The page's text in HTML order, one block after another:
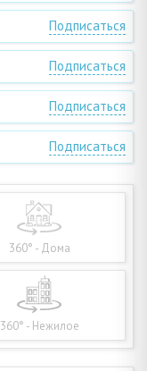
Подписаться
Подписаться
Подписаться
Подписаться
360° - Дома
360° - Нежилое